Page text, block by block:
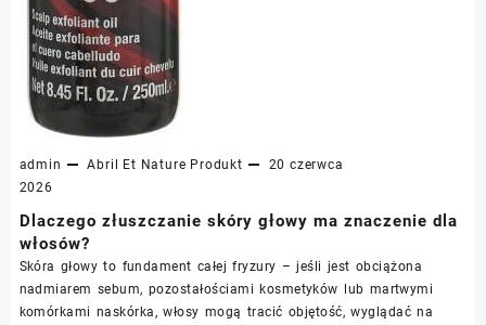
admin Abril Et Nature Produkt
20 czerwca
2026
Dlaczego złuszczanie skóry głowy ma znaczenie dla
włosów?
Skóra głowy to fundament całej fryzury – jeśli jest obciążona
nadmiarem sebum, pozostałościami kosmetyków lub martwymi
komórkami naskórka, włosy mogą tracić objętość, wyglądać na